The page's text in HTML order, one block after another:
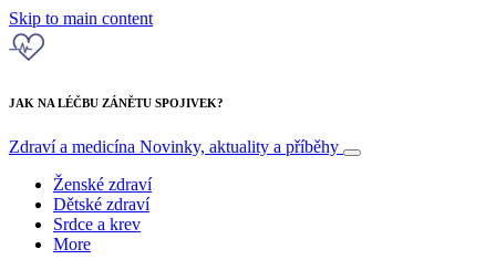
Skip to main content
JAK NA LÉČBU ZÁNĚTU SPOJIVEK?
Zdraví a medicína Novinky, aktuality a příběhy
Ženské zdraví
Dětské zdraví
Srdce a krev
More